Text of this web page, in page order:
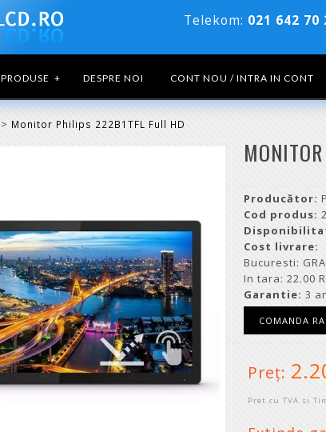
Telekom: 021 642 70
PRODUSE + DESPRE NOI CONT NOU / INTRA IN CONT
> Monitor Philips 222B1TFL Full HD
Producător:
Cod produs:
Cost livrare:
Bucuresti:
In tara: 22.00
Garantie: 3
Preţ:
Pret cu TVA si